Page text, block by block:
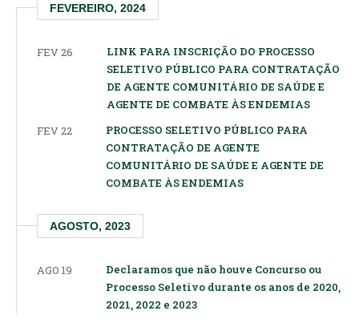
FEVEREIRO, 2024
FEV 26
LINK PARA INSCRIÇÃO DO PROCESSO
SELETIVO PÚBLICO PARA CONTRATAÇÃO
DE AGENTE COMUNITÁRIO DE SAÚDE E
AGENTE DE COMBATE ÀS ENDEMIAS
FEV 22
PROCESSO SELETIVO PÚBLICO PARA
CONTRATAÇÃO DE AGENTE
COMUNITÁRIO DE SAÚDE E AGENTE DE
COMBATE ÀS ENDEMIAS
AGOSTO, 2023
AGO 19
Declaramos que não houve Concurso ou
Processo Seletivo durante os anos de 2020,
2021, 2022 e 2023